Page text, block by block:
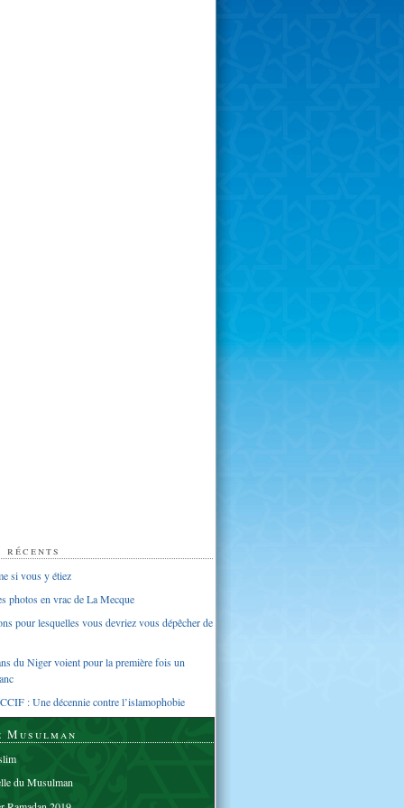
si vous y étiez
photos en vrac de La Mecque
pour lesquelles vous devriez vous dépêcher de
du Niger voient pour la première fois un
: Une décennie contre l’islamophobie
Musulman
du Musulman